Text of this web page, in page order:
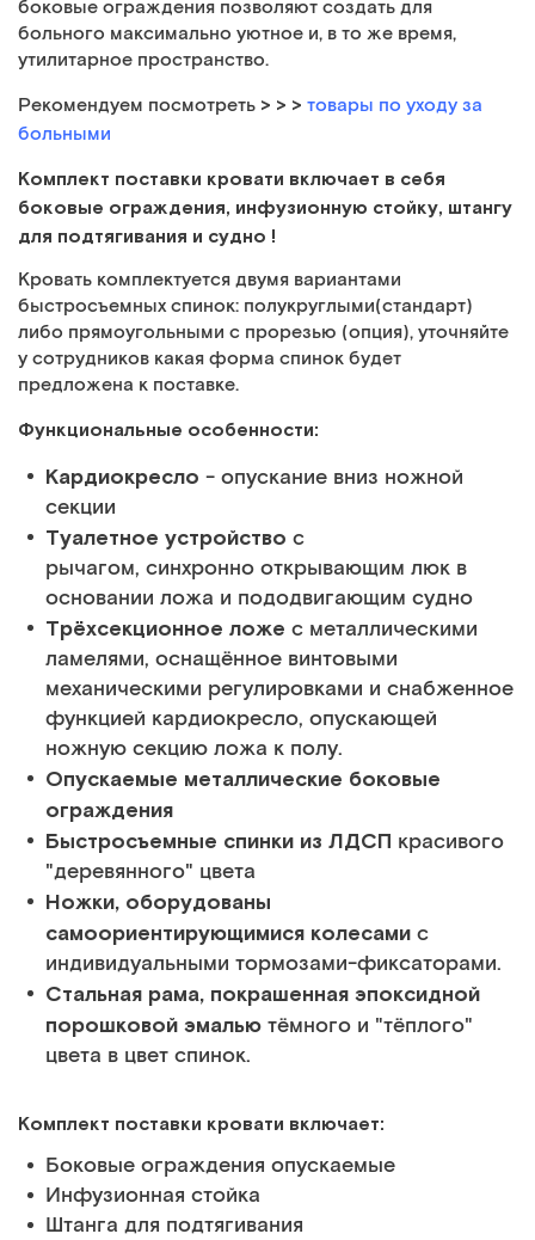
боковые ограждения позволяют создать для
больного максимально уютное и, в то же время,
утилитарное пространство.
Рекомендуем посмотреть > > > товары по уходу за
больными
Комплект поставки кровати включает в себя
боковые ограждения, инфузионную стойку, штангу
для подтягивания и судно !
Кровать комплектуется двумя вариантами
быстросъемных спинок: полукруглыми(стандарт)
либо прямоугольными с прорезью (опция), уточняйте
у сотрудников какая форма спинок будет
предложена к поставке.
Функциональные особенности:
Кардиокресло - опускание вниз ножной
секции
Туалетное устройство с
рычагом, синхронно открывающим люк в
основании ложа и пододвигающим судно
Трёхсекционное ложе с металлическими
ламелями, оснащённое винтовыми
механическими регулировками и снабженное
функцией кардиокресло, опускающей
ножную секцию ложа к полу.
Опускаемые металлические боковые
ограждения
Быстросъемные спинки из ЛДСП красивого
"деревянного" цвета
Ножки, оборудованы
самоориентирующимися колесами с
индивидуальными тормозами-фиксаторами.
Стальная рама, покрашенная эпоксидной
порошковой эмалью тёмного и "тёплого"
цвета в цвет спинок.
Комплект поставки кровати включает:
Боковые ограждения опускаемые
Инфузионная стойка
Штанга для подтягивания